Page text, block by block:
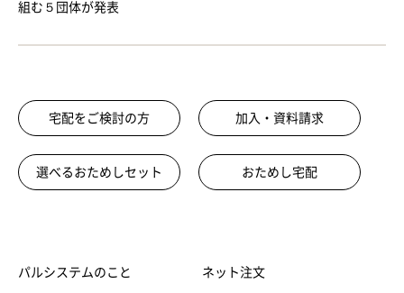
組む５団体が発表
宅配をご検討の方 加入・資料請求
選べるおためしセット おためし宅配
パルシステムのこと ネット注文